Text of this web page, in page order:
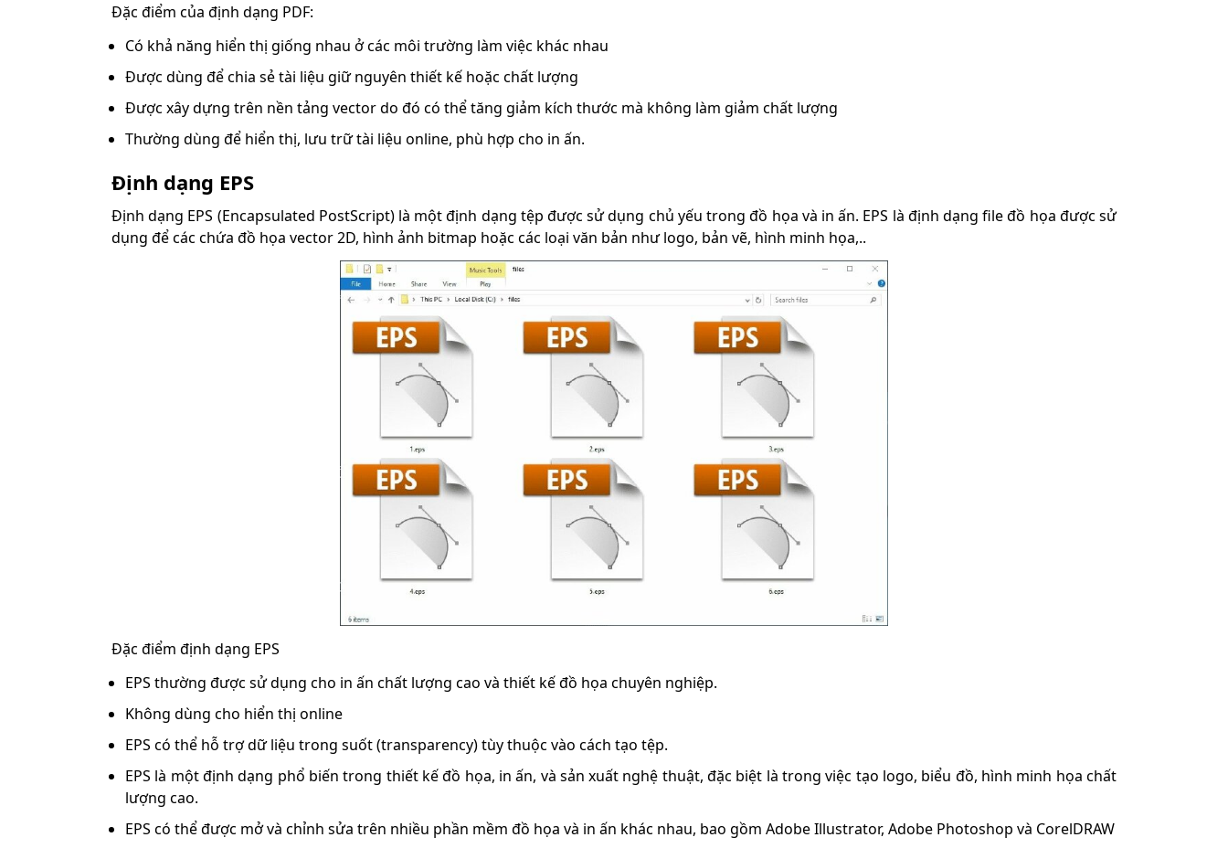
Đặc điểm của định dạng PDF:
Có khả năng hiển thị giống nhau ở các môi trường làm việc khác nhau
Được dùng để chia sẻ tài liệu giữ nguyên thiết kế hoặc chất lượng
Được xây dựng trên nền tảng vector do đó có thể tăng giảm kích thước mà không làm giảm chất lượng
Thường dùng để hiển thị, lưu trữ tài liệu online, phù hợp cho in ấn.
Định dạng EPS
Định dạng EPS (Encapsulated PostScript) là một định dạng tệp được sử dụng chủ yếu trong đồ họa và in ấn. EPS là định dạng file đồ họa được sử
dụng để các chứa đồ họa vector 2D, hình ảnh bitmap hoặc các loại văn bản như logo, bản vẽ, hình minh họa,..
Đặc điểm định dạng EPS
EPS thường được sử dụng cho in ấn chất lượng cao và thiết kế đồ họa chuyên nghiệp.
Không dùng cho hiển thị online
EPS có thể hỗ trợ dữ liệu trong suốt (transparency) tùy thuộc vào cách tạo tệp.
EPS là một định dạng phổ biến trong thiết kế đồ họa, in ấn, và sản xuất nghệ thuật, đặc biệt là trong việc tạo logo, biểu đồ, hình minh họa chất
lượng cao.
EPS có thể được mở và chỉnh sửa trên nhiều phần mềm đồ họa và in ấn khác nhau, bao gồm Adobe Illustrator, Adobe Photoshop và CorelDRAW